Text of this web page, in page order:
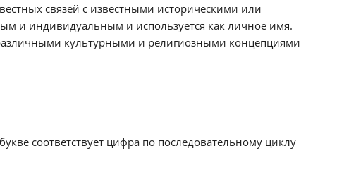
связей с известными историческими или
и индивидуальным и используется как личное имя.
культурными и религиозными концепциями
соответствует цифра по последовательному циклу